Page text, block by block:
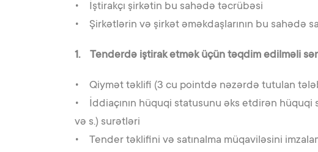
• İştirakçı şirkətin bu sahədə təcrübəsi
• Şirkətlərin və şirkət əməkdaşlarının bu sahədə
1. Tenderdə iştirak etmək üçün təqdim edilməli
• Qiymət təklifi (3 cu pointdə nəzərdə tutulan
• İddiaçının hüquqi statusunu əks etdirən hüquqi
və s.) surətləri
• Tender təklifini və satınalma müqaviləsini